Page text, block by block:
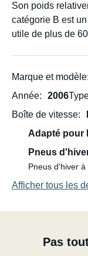
Son poids
catégorie B est
utile de plus de
maniable en ville.
le rend adapté à
bouteilles de gaz
être restituée
Marque et modèle
Année
2006
Boîte de vitesse
Adapté pour
Pneus
Pneus d'hiver à
Afficher tous les
Pas